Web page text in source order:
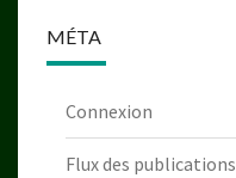
MÉTA
Connexion
Flux des publications